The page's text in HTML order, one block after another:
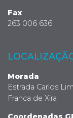
Fax
263 006 636
Morada
Estrada Carlos
Franca de Xira